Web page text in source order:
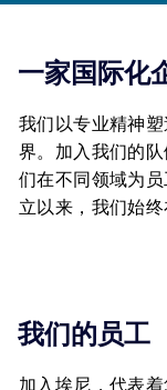
一家国际化
我们以专业精神
界。加入我们的
们在不同领域为
立以来，我们始
我们的员工
加入埃尼，代表